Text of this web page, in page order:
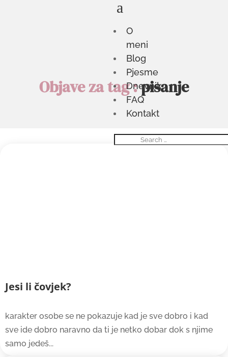
O
meni
Blog
Pjesme
Dnevnik
FAQ
Kontakt
a
Objave za tag :pisanje
Jesi li čovjek?
karakter osobe se ne pokazuje kad je sve dobro i kad
sve ide dobro naravno da ti je netko dobar dok s njime
samo jedeš...